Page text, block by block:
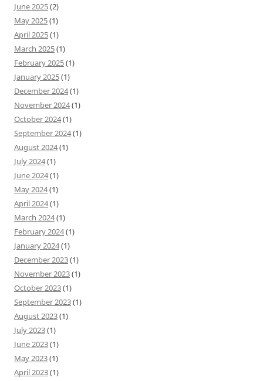
June 2025(2)
May 2025(1)
April 2025(1)
March 2025(1)
February 2025(1)
January 2025(1)
December 2024(1)
November 2024(1)
October 2024(1)
September 2024(1)
August 2024(1)
July 2024(1)
June 2024(1)
May 2024(1)
April 2024(1)
March 2024(1)
February 2024(1)
January 2024(1)
December 2023(1)
November 2023(1)
October 2023(1)
September 2023(1)
August 2023(1)
July 2023(1)
June 2023(1)
May 2023(1)
April 2023(1)